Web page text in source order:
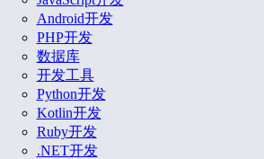
Android开发
PHP开发
数据库
开发工具
Python开发
Kotlin开发
Ruby开发
.NET开发